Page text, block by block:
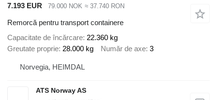
7.193 EUR
79.000 NOK ≈ 37.740 RON
Remorcă pentru transport containere
Capacitate de încărcare 22.360 kg
Greutate proprie 28.000 kg Număr de axe 3
Norvegia, HEIMDAL
ATS Norway AS